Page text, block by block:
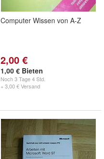
Computer Wissen von A-Z
2,00 €
1,00 € Bieten
Noch3 Tage 4 Std.
+ 3,00 € Versand